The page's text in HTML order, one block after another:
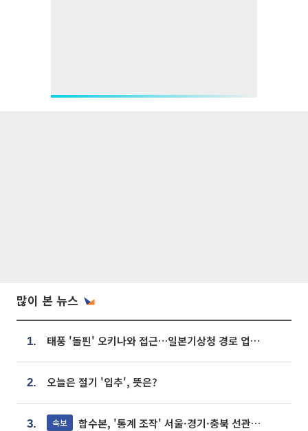
많이 본 뉴스
1. 태풍 '돌핀' 오키나와 접근…일본기상청 경로 업데이트
2. 오늘은 절기 '입추', 뜻은?
3. 속보 합수본, '통계 조작' 서울·경기·충북 선관위 등 추가 압수수색